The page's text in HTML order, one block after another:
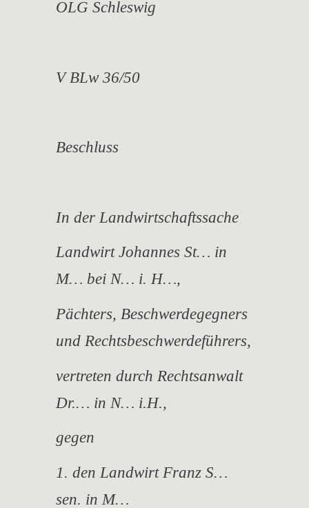
OLG Schleswig
V BLw 36/50
Beschluss
In der Landwirtschaftssache
Landwirt Johannes St… in
M… bei N… i. H…,
Pächters, Beschwerdegegners
und Rechtsbeschwerdeführers,
vertreten durch Rechtsanwalt
Dr.… in N… i.H.,
gegen
1. den Landwirt Franz S…
sen. in M…